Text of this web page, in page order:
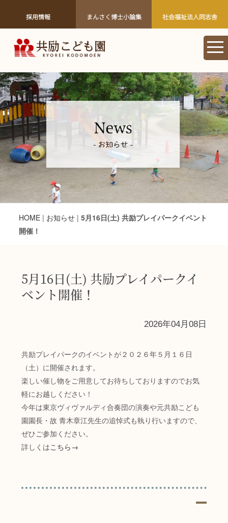
採用情報 まんさく博士小論集 社会福祉法人同志舎
HOME | お知らせ |5月16日(土) 共励プレイパークイベント
開催！
5月16日(土) 共励プレイパークイ
ベント開催！
2026年04月08日
共励プレイパークのイベントが２０２６年５月１６日
（土）に開催されます。
楽しい催し物をご用意してお待ちしておりますのでお気
軽にお越しください！
今年は東京ヴィヴァルディ合奏団の演奏や元共励こども
園園長・故 青木章江先生の追悼式も執り行いますので、
ぜひご参加ください。
詳しくはこちら →